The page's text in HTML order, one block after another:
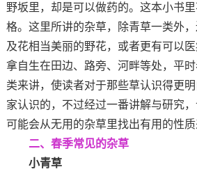
野坂里，却是可以做药的。这本小书
格。这里所讲的杂草，除青草一类外，
及花相当美丽的野花，或者更有可以
拿自生在田边、路旁、河畔等处，平
类来讲，使读者对于那些草认识得更
家认识的，不过经过一番讲解与研究，
可能会从无用的杂草里找出有用的性质
二、春季常见的杂草
小青草